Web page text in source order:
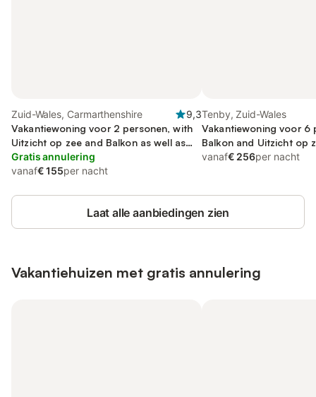
Zuid-Wales, Carmarthenshire
9,3
Vakantiewoning voor 2 personen, with
Uitzicht op zee and Balkon as well as
Whirlpool and Tuin
Gratis annulering
vanaf€ 155per nacht
Tenby, Zuid-Wales
Vakantiewoning voor 6
Balkon and Uitzicht op
Uitzicht
vanaf€ 256per nacht
Laat alle aanbiedingen zien
Vakantiehuizen met gratis annulering